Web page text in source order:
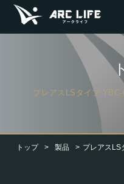
トップ 製品 プレアスLSタイプ YBC-
プレアスLSタイプ